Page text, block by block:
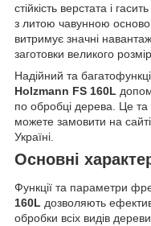
стійкість верстата і
з литою чавунною
витримує значні
заготовки великого
Надійний та
Holzmann FS 160L
по обробці дерева. Це
можете замовити на
Україні.
Основні
Функції та параметри
160L дозволяють
обробки всіх видів